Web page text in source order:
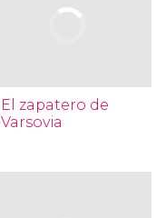
El zapatero de
Varsovia